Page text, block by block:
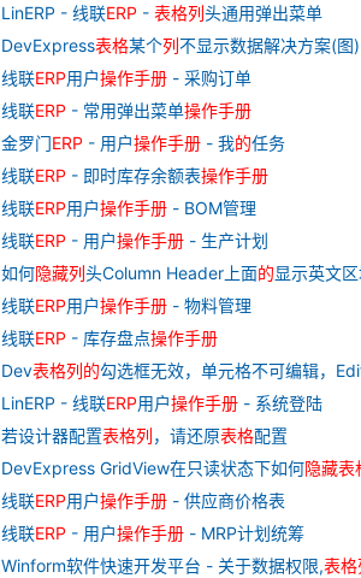
LinERP - 线联ERP - 表格列头通用弹出菜单
DevExpress表格某个列不显示数据解决方案(图)
线联ERP用户操作手册 - 采购订单
线联ERP - 常用弹出菜单操作手册
金罗门ERP - 用户操作手册 - 我的任务
线联ERP - 即时库存余额表操作手册
线联ERP用户操作手册 - BOM管理
线联ERP - 用户操作手册 - 生产计划
如何隐藏列头Column Header上面的显示英文区
线联ERP用户操作手册 - 物料管理
线联ERP - 库存盘点操作手册
Dev表格列的勾选框无效，单元格不可编辑，
LinERP - 线联ERP用户操作手册 - 系统登陆
若设计器配置表格列，请还原表格配置
DevExpress GridView在只读状态下如何隐藏表
线联ERP用户操作手册 - 供应商价格表
线联ERP - 用户操作手册 - MRP计划统筹
Winform软件快速开发平台 - 关于数据权限,表格